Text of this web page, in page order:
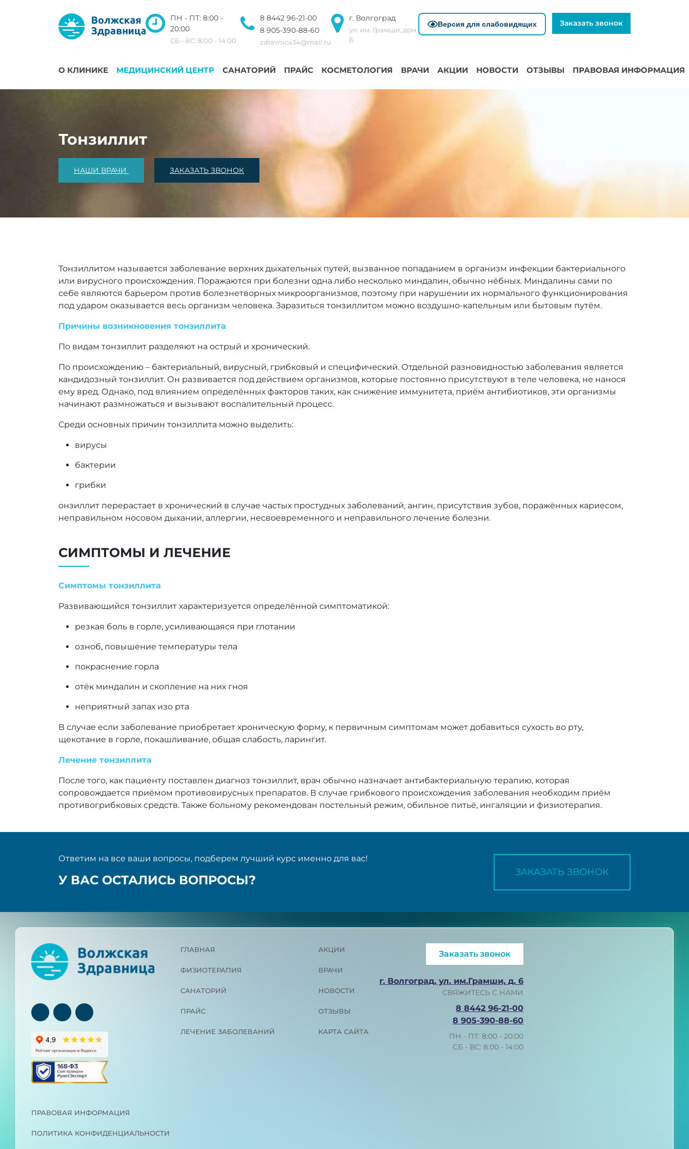
ПН - ПТ: 8:00 -
20:00
СБ - ВС: 8:00 - 14:00
8 8442 96-21-00
8 905-390-88-60
zdravnica34@mail.ru
г. Волгоград
ул. им. Грамши, дом
6
Версия для слабовидящих Заказать звонок
О КЛИНИКЕ МЕДИЦИНСКИЙ ЦЕНТР САНАТОРИЙ ПРАЙС КОСМЕТОЛОГИЯ ВРАЧИ АКЦИИ НОВОСТИ ОТЗЫВЫ ПРАВОВАЯ ИНФОРМАЦИЯ
Тонзиллит
НАШИ ВРАЧИ ЗАКАЗАТЬ ЗВОНОК
Тонзиллитом называется заболевание верхних дыхательных путей, вызванное попаданием в организм инфекции бактериального
или вирусного происхождения. Поражаются при болезни одна либо несколько миндалин, обычно нёбных. Миндалины сами по
себе являются барьером против болезнетворных микроорганизмов, поэтому при нарушении их нормального функционирования
под ударом оказывается весь организм человека. Заразиться тонзиллитом можно воздушно-капельным или бытовым путём.
Причины возникновения тонзиллита
По видам тонзиллит разделяют на острый и хронический.
По происхождению – бактериальный, вирусный, грибковый и специфический. Отдельной разновидностью заболевания является
кандидозный тонзиллит. Он развивается под действием организмов, которые постоянно присутствуют в теле человека, не нанося
ему вред. Однако, под влиянием определённых факторов таких, как снижение иммунитета, приём антибиотиков, эти организмы
начинают размножаться и вызывают воспалительный процесс.
Среди основных причин тонзиллита можно выделить:
вирусы
бактерии
грибки
онзиллит перерастает в хронический в случае частых простудных заболеваний, ангин, присутствия зубов, поражённых кариесом,
неправильном носовом дыхании, аллергии, несвоевременного и неправильного лечение болезни.
СИМПТОМЫ И ЛЕЧЕНИЕ
Симптомы тонзиллита
Развивающийся тонзиллит характеризуется определённой симптоматикой:
резкая боль в горле, усиливающаяся при глотании
озноб, повышение температуры тела
покраснение горла
отёк миндалин и скопление на них гноя
неприятный запах изо рта
В случае если заболевание приобретает хроническую форму, к первичным симптомам может добавиться сухость во рту,
щекотание в горле, покашливание, общая слабость, ларингит.
Лечение тонзиллита
После того, как пациенту поставлен диагноз тонзиллит, врач обычно назначает антибактериальную терапию, которая
сопровождается приёмом противовирусных препаратов. В случае грибкового происхождения заболевания необходим приём
противогрибковых средств. Также больному рекомендован постельный режим, обильное питьё, ингаляции и физиотерапия.
Ответим на все ваши вопросы, подберем лучший курс именно для вас!
У ВАС ОСТАЛИСЬ ВОПРОСЫ?
ЗАКАЗАТЬ ЗВОНОК
ГЛАВНАЯ
ФИЗИОТЕРАПИЯ
САНАТОРИЙ
ПРАЙС
ЛЕЧЕНИЕ ЗАБОЛЕВАНИЙ
АКЦИИ
ВРАЧИ
НОВОСТИ
ОТЗЫВЫ
КАРТА САЙТА
ПРАВОВАЯ ИНФОРМАЦИЯ
ПОЛИТИКА КОНФИДЕНЦИАЛЬНОСТИ
Заказать звонок
г. Волгоград, ул. им.Грамши, д. 6
СВЯЖИТЕСЬ С НАМИ
8 8442 96-21-00
8 905-390-88-60
ПН - ПТ: 8:00 - 20:00
СБ - ВС: 8:00 - 14:00